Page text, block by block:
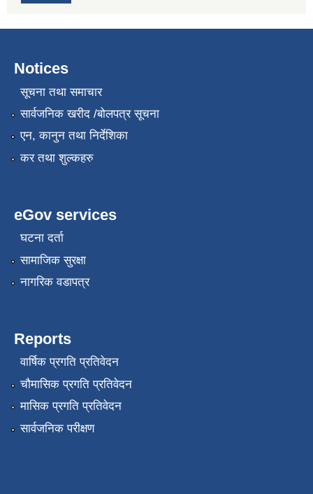
Notices
सूचना तथा समाचार
सार्वजनिक खरीद /बोलपत्र सूचना
एन, कानुन तथा निर्देशिका
कर तथा शुल्कहरु
eGov services
घटना दर्ता
सामाजिक सुरक्षा
नागरिक वडापत्र
Reports
वार्षिक प्रगति प्रतिवेदन
चौमासिक प्रगति प्रतिवेदन
मासिक प्रगति प्रतिवेदन
सार्वजनिक परीक्षण